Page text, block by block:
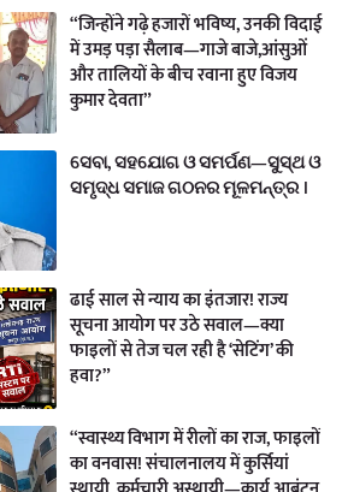
“जिन्होंने गढ़े हजारों भविष्य, उनकी विदाई
में उमड़ पड़ा सैलाब—गाजे बाजे,आंसुओं
और तालियों के बीच रवाना हुए विजय
कुमार देवता”
ସେବା, ସହଯୋଗ ଓ ସମର୍ପଣ—ସୁସ୍ଥ ଓ
ସମୃଦ୍ଧ ସମାଜ ଗଠନର ମୂଳମନ୍ତ୍ର ।
ढाई साल से न्याय का इंतजार! राज्य
सूचना आयोग पर उठे सवाल—क्या
फाइलों से तेज चल रही है ‘सेटिंग’ की
हवा?”
“स्वास्थ्य विभाग में रीलों का राज, फाइलों
का वनवास! संचालनालय में कुर्सियां